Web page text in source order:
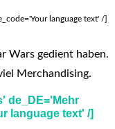
language text' /]
Wars gedient haben.
Merchandising.
de_DE='Mehr
language text' /]